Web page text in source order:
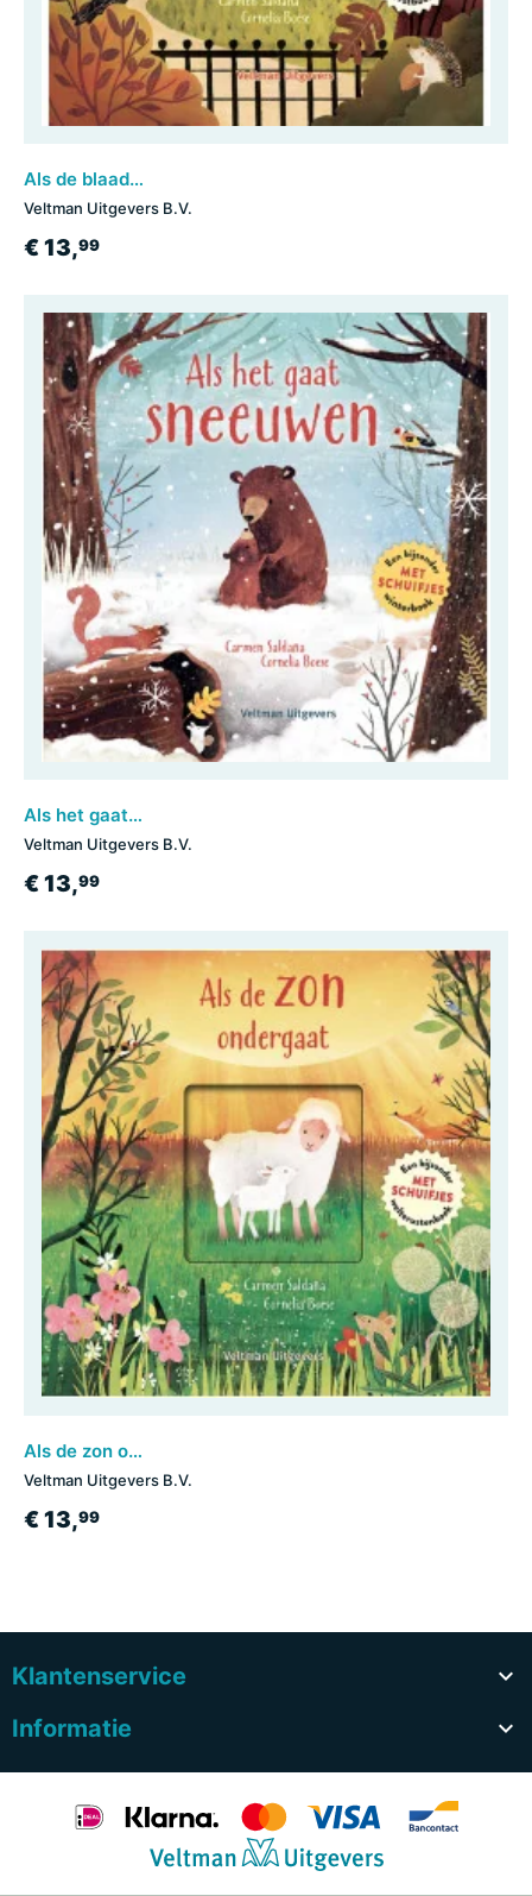
Als de blaadjes vallen
Veltman Uitgevers B.V.
€ 13,99
Als het gaat sneeuwen
Veltman Uitgevers B.V.
€ 13,99
Als de zon ondergaat
Veltman Uitgevers B.V.
€ 13,99
Klantenservice

Informatie
